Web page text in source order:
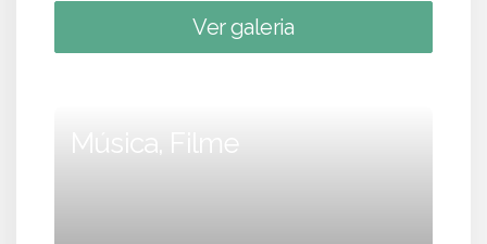
Ver galeria
Música, Filme